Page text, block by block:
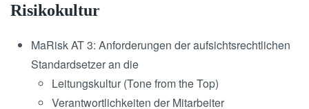
Risikokultur
MaRisk AT 3: Anforderungen der aufsichtsrechtlichen
Standardsetzer an die
Leitungskultur (Tone from the Top)
Verantwortlichkeiten der Mitarbeiter